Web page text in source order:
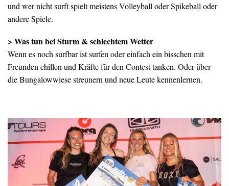
und wer nicht surft spielt meistens Volleyball oder Spikeball oder
andere Spiele.
> Was tun bei Sturm & schlechtem Wetter
Wenn es noch surfbar ist surfen oder einfach ein bisschen mit
Freunden chillen und Kräfte für den Contest tanken. Oder über
die Bungalowwiese streunern und neue Leute kennenlernen.